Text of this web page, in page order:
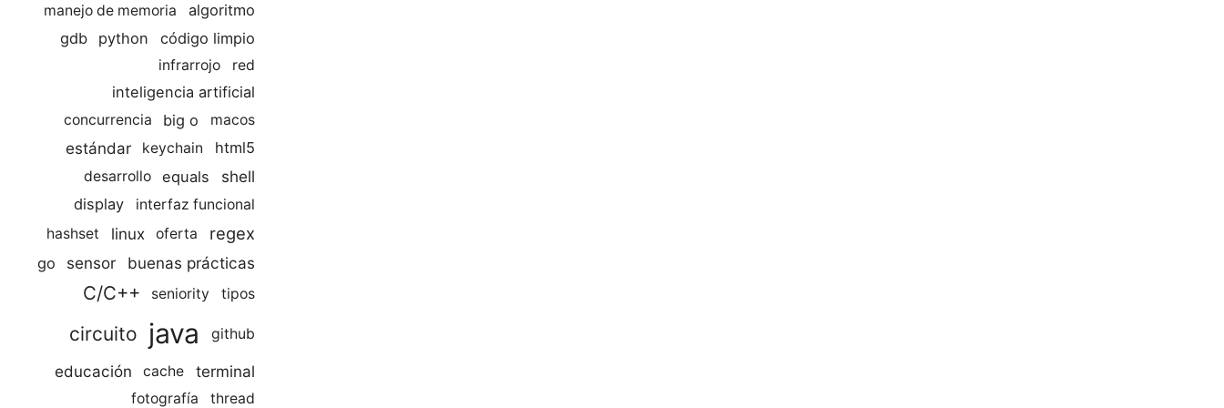
manejo de memoria
algoritmo
gdb
python código limpio
infrarrojo red
inteligencia artificial
concurrencia big o macos
estándar keychain html5
desarrollo equals shell
display
interfaz funcional
hashset
linux oferta regex
go sensor buenas prácticas
C/C++ seniority tipos
circuito java github
educación cache terminal
fotografía thread